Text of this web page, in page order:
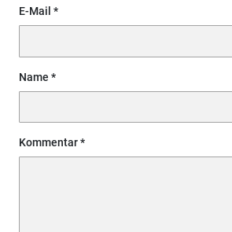
E-Mail
Name
Kommentar